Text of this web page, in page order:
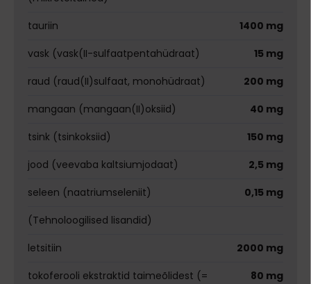
tauriin
1400 mg
vask (vask(II-sulfaatpentahüdraat)
15 mg
raud (raud(II)sulfaat, monohüdraat)
200 mg
mangaan (mangaan(II)oksiid)
40 mg
tsink (tsinkoksiid)
150 mg
jood (veevaba kaltsiumjodaat)
2,5 mg
seleen (naatriumseleniit)
0,15 mg
(Tehnoloogilised lisandid)
letsitiin
2000 mg
tokoferooli ekstraktid taimeõlidest (=
80 mg